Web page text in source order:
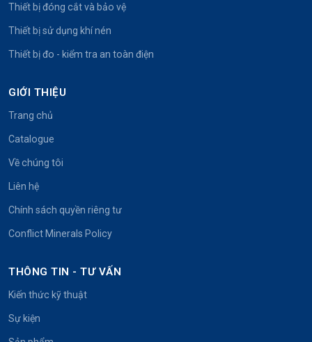
Thiết bị đóng cắt và bảo vệ
Thiết bị sử dụng khí nén
Thiết bị đo - kiểm tra an toàn điện
GIỚI THIỆU
Trang chủ
Catalogue
Về chúng tôi
Liên hệ
Chính sách quyền riêng tư
Conflict Minerals Policy
THÔNG TIN - TƯ VẤN
Kiến thức kỹ thuật
Sự kiện